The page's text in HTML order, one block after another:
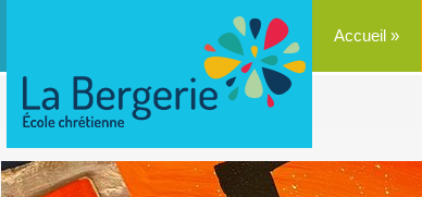
Accueil »